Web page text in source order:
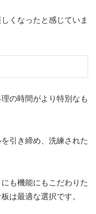
くなったと感じていま
の時間がより特別なも
引き締め、洗練された
も機能にもこだわりた
は最適な選択です。